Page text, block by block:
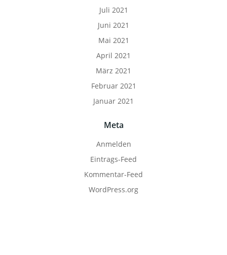
Juli 2021
Juni 2021
Mai 2021
April 2021
März 2021
Februar 2021
Januar 2021
Meta
Anmelden
Eintrags-Feed
Kommentar-Feed
WordPress.org